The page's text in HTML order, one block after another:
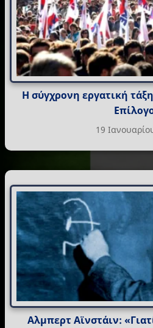
Η σύγχρονη εργατική
19
Αλμπερτ Αϊνστάιν: